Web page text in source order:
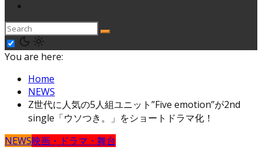
You are here:
Home
NEWS
Z世代に人気の5人組ユニット”Five emotion”が2nd
single「ウソつき。」をショートドラマ化！
NEWS映画・ドラマ・舞台